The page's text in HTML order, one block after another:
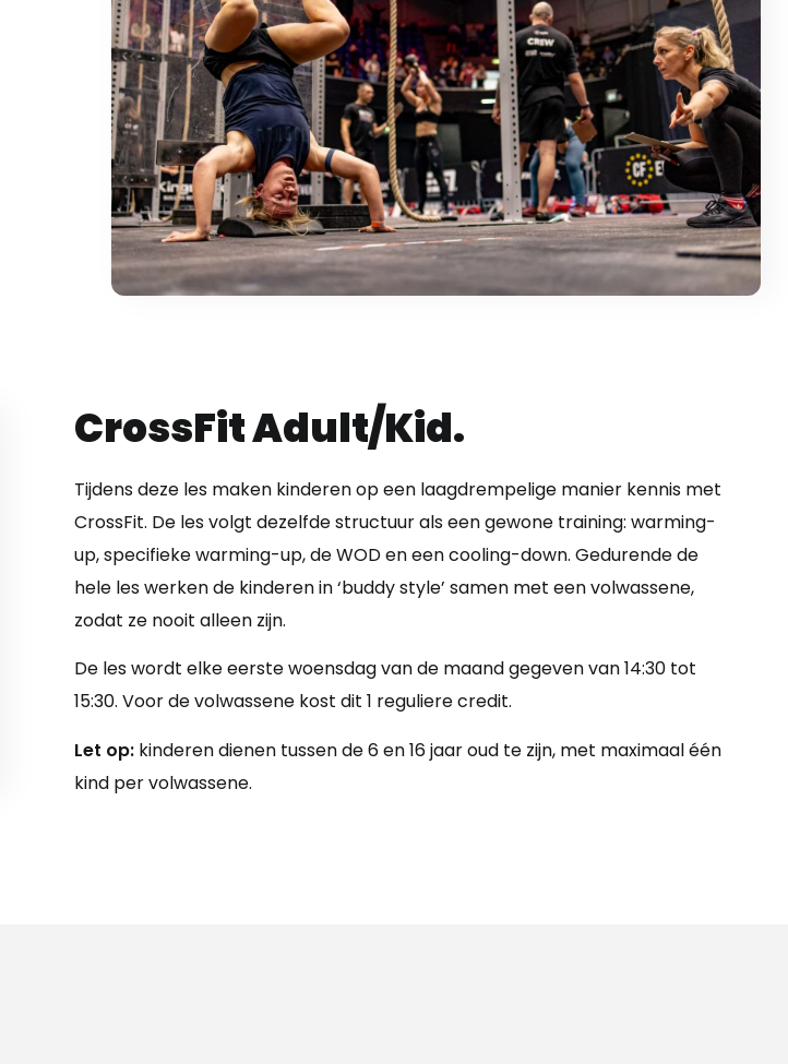
CrossFit Adult/Kid.
Tijdens deze les maken kinderen op een laagdrempelige manier kennis met
CrossFit. De les volgt dezelfde structuur als een gewone training: warming-
up, specifieke warming-up, de WOD en een cooling-down. Gedurende de
hele les werken de kinderen in ‘buddy style’ samen met een volwassene,
zodat ze nooit alleen zijn.
De les wordt elke eerste woensdag van de maand gegeven van 14:30 tot
15:30. Voor de volwassene kost dit 1 reguliere credit.
Let op: kinderen dienen tussen de 6 en 16 jaar oud te zijn, met maximaal één
kind per volwassene.